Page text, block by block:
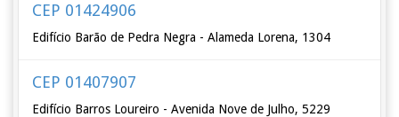
CEP 01424906
Edifício Barão de Pedra Negra - Alameda Lorena, 1304
CEP 01407907
Edifício Barros Loureiro - Avenida Nove de Julho, 5229